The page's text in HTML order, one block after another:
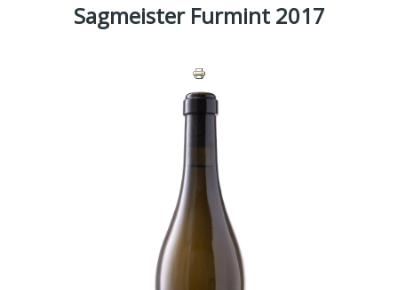
Sagmeister Furmint 2017